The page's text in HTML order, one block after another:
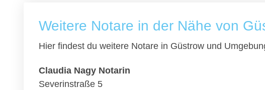
Weitere Notare in der Nähe von
Hier findest du weitere Notare in Güstrow und
Claudia Nagy Notarin
Severinstraße 5